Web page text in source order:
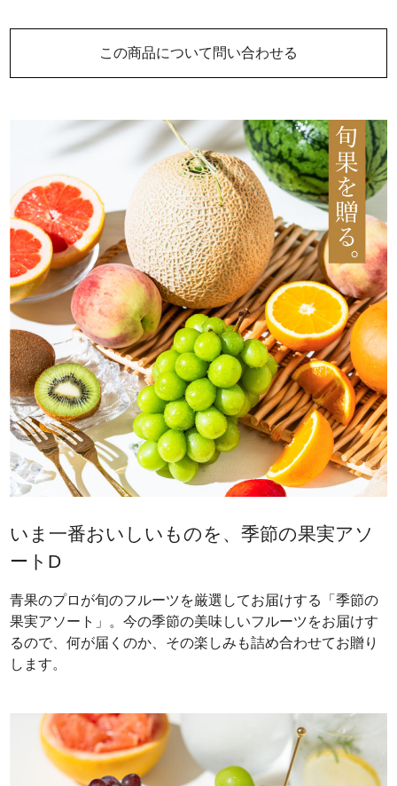
この商品について問い合わせる
いま一番おいしいものを、季節の果実アソ
ートD
青果のプロが旬のフルーツを厳選してお届けする「季節の
果実アソート」。今の季節の美味しいフルーツをお届けす
るので、何が届くのか、その楽しみも詰め合わせてお贈り
します。